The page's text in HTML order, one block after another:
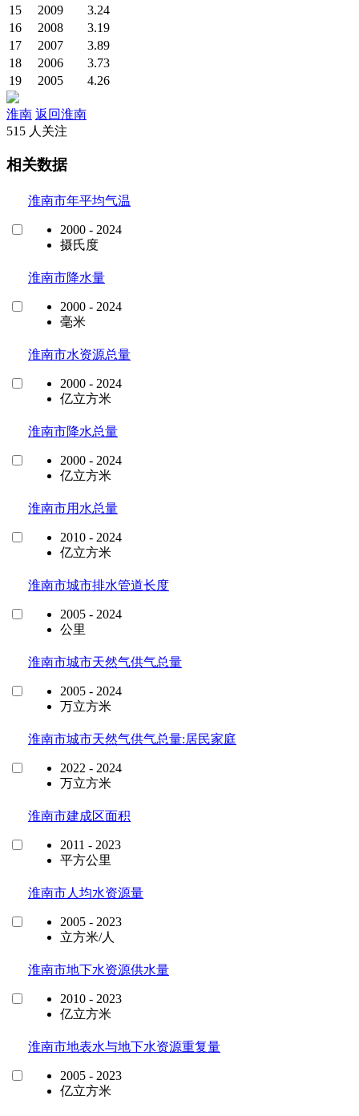
15
2009
3.24
16
2008
3.19
17
2007
3.89
18
2006
3.73
19
2005 4.26
淮南 返回淮南
515 人关注
相关数据
淮南市年平均气温
2000 - 2024
摄氏度
淮南市降水量
2000 - 2024
毫米
淮南市水资源总量
2000 - 2024
亿立方米
淮南市降水总量
2000 - 2024
亿立方米
淮南市用水总量
2010 - 2024
亿立方米
淮南市城市排水管道长度
2005 - 2024
公里
淮南市城市天然气供气总量
2005 - 2024
万立方米
淮南市城市天然气供气总量:居民家庭
2022 - 2024
万立方米
淮南市建成区面积
2011 - 2023
平方公里
淮南市人均水资源量
2005 - 2023
立方米/人
淮南市地下水资源供水量
2010 - 2023
亿立方米
淮南市地表水与地下水资源重复量
2005 - 2023
亿立方米